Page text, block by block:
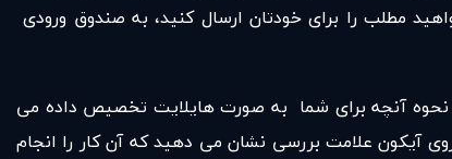
مطلب را برای خودتان ارسال کنید، به صندوق ورودی
نحوه آنچه برای شما به صورت هایلایت تخصیص داده می
آیکون علامت بررسی نشان می دهید که آن کار را انجام